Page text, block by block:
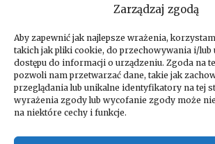
Zarządzaj zgodą
Aby zapewnić jak najlepsze wrażenia,
takich jak pliki cookie, do przechowywania i/lub
dostępu do informacji o urządzeniu. Zgoda na
pozwoli nam przetwarzać dane, takie jak
przeglądania lub unikalne identyfikatory na tej
wyrażenia zgody lub wycofanie zgody może
na niektóre cechy i funkcje.